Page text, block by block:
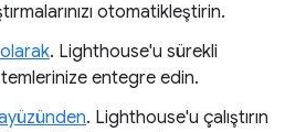
otomatikleştirin.
. Lighthouse'u sürekli
entegre edin.
. Lighthouse'u çalıştırın